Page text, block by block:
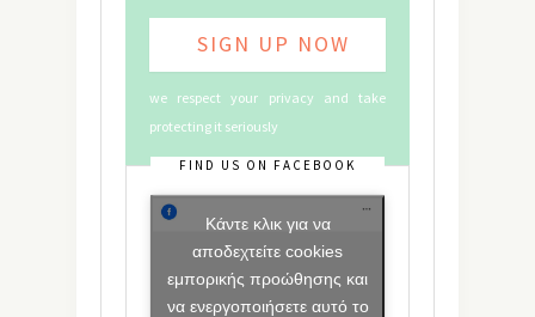
we respect your privacy and take
protecting it seriously
FIND US ON FACEBOOK
Κάντε κλικ για να
αποδεχτείτε cookies
εμπορικής προώθησης και
να ενεργοποιήσετε αυτό το